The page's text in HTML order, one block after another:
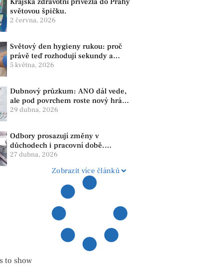
světovou špičku.
2 června, 2026
Světový den hygieny rukou: proč
právě teď rozhodují sekundy a
správné mytí rukou
5 května, 2026
Dubnový průzkum: ANO dál vede,
ale pod povrchem roste nový hráč.
Strana PRO se drží nejvýš mezi
29 dubna, 2026
Odbory prosazují změny v
důchodech i pracovní době.
Dopady pocítí i lidé v našem
27 dubna, 2026
Zobrazit více článků
to show